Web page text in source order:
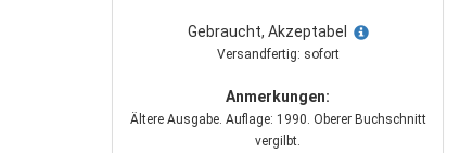
Gebraucht, Akzeptabel
Versandfertig: sofort
Anmerkungen:
Ältere Ausgabe. Auflage: 1990. Oberer Buchschnitt
vergilbt.